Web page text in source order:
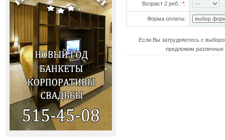
Возраст 2 реб.: *:
Форма оплаты:
Если Вы затрудняетесь с
предложим различные